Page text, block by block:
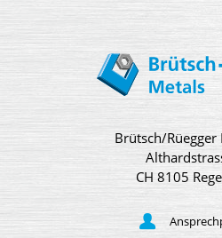
Brütsch/Rüegger
CH 8105